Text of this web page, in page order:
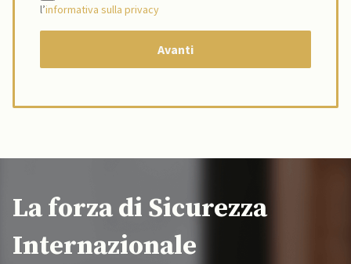
l’informativa sulla privacy
La forza di Sicurezza
Internazionale